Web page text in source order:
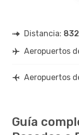
Distancia:
Aeropuertos
Aeropuertos
Guía